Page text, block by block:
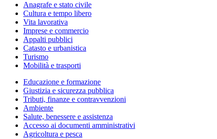
Anagrafe e stato civile
Cultura e tempo libero
Vita lavorativa
Imprese e commercio
Appalti pubblici
Catasto e urbanistica
Turismo
Mobilità e trasporti
Educazione e formazione
Giustizia e sicurezza pubblica
Tributi, finanze e contravvenzioni
Ambiente
Salute, benessere e assistenza
Accesso ai documenti amministrativi
Agricoltura e pesca